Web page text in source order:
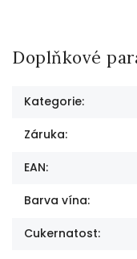
Doplňkové
Kategorie:
Záruka:
EAN:
Barva vína:
Cukernatost: